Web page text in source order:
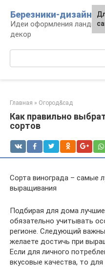
контенту
Березники-дизайн
Идеи оформления
декор
Главная » Огород&сад
Как правильно
сортов
Сорта винограда – самые
выращивания
Подбирая для дома
обязательно учитывать
регионе. Следующий
желаете достичь при
Если для личного
вкусовые качества, то